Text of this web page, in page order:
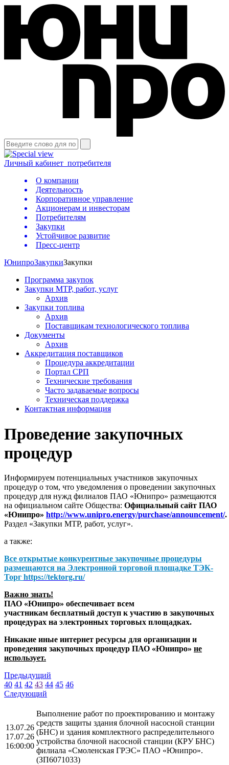
Личный кабинет потребителя
О компании
Деятельность
Корпоративное управление
Акционерам и инвесторам
Потребителям
Закупки
Устойчивое развитие
Пресс-центр
ЮнипроЗакупкиЗакупки
Программа закупок
Закупки МТР, работ, услуг
Архив
Закупки топлива
Архив
Поставщикам технологического топлива
Документы
Архив
Аккредитация поставщиков
Процедура аккредитации
Портал СРП
Технические требования
Часто задаваемые вопросы
Техническая поддержка
Контактная информация
Проведение закупочных
процедур
Информируем потенциальных участников закупочных
процедур о том, что уведомления о проведении закупочных
процедур для нужд филиалов ПАО «Юнипро» размещаются
на официальном сайте Общества: Официальный сайт ПАО
«Юнипро» http://www.unipro.energy/purchase/announcement/.
Раздел «Закупки МТР, работ, услуг».
а также:
Все открытые конкурентные закупочные процедуры
размещаются на Электронной торговой площадке ТЭК-
Торг https://tektorg.ru/
Важно знать!
ПАО «Юнипро» обеспечивает всем
участникам бесплатный доступ к участию в закупочных
процедурах на электронных торговых площадках.
Никакие иные интернет ресурсы для организации и
проведения закупочных процедур ПАО «Юнипро» не
использует.
Предыдущий
40 41 42 43 44 45 46
Следующий
13.07.26
17.07.26
16:00:00
Выполнение работ по проектированию и монтажу
средств защиты здания блочной насосной станции
(БНС) и здания комплектного распределительного
устройства блочной насосной станции (КРУ БНС)
филиала «Смоленская ГРЭС» ПАО «Юнипро».
(ЗП6071033)